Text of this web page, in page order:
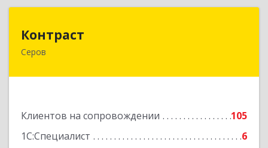
Контраст
Серов
Клиентов на сопровождении
105
1С:Специалист
6
624993, Свердловская обл, Серов г, Ленина ул,